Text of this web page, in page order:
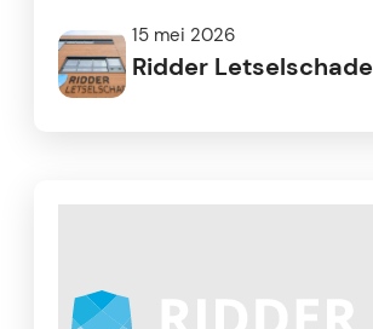
15 mei 2026
Ridder Letselschade